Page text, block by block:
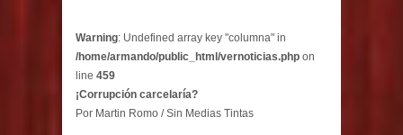
Warning: Undefined array key "columna" in
/home/armando/public_html/vernoticias.php on
line 459
¡Corrupción carcelaría?
Por Martin Romo / Sin Medias Tintas